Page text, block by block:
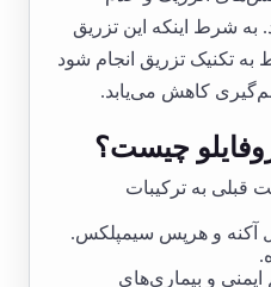
به شرط اینکه این تزریق
تکنیک تزریق انجام شود
کاهش می‌یابد.
چیست؟
قبلی به ترکیبات
آکنه و هرپس سیمپلکس.
و بیماری‌های